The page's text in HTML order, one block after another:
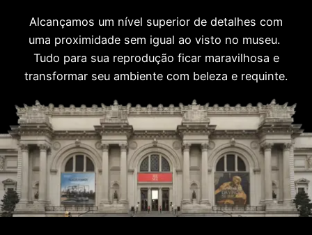
Alcançamos um nível superior de detalhes com
uma proximidade sem igual ao visto no museu.
Tudo para sua reprodução ficar maravilhosa e
transformar seu ambiente com beleza e requinte.